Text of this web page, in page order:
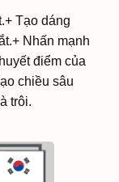
+ Tạo dáng
+ Nhấn mạnh
điểm của
chiều sâu
trôi.